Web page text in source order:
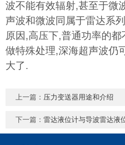
波不能有效辐射,甚至于微
声波和微波同属于雷达系
原因,高压下,普通功率的
做特殊处理,深海超声波仍
大了.
上一篇： 压力变送器用途和介绍
下一篇：雷达液位计与导波雷达液